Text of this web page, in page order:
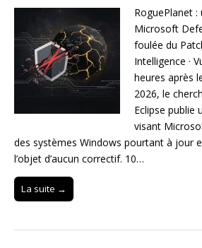
RoguePlanet
Microsoft
foulée du
Intelligence ·
heures après
2026, le
Eclipse publie
visant
des systèmes Windows pourtant à jour
l’objet d’aucun correctif. 10…
La suite →